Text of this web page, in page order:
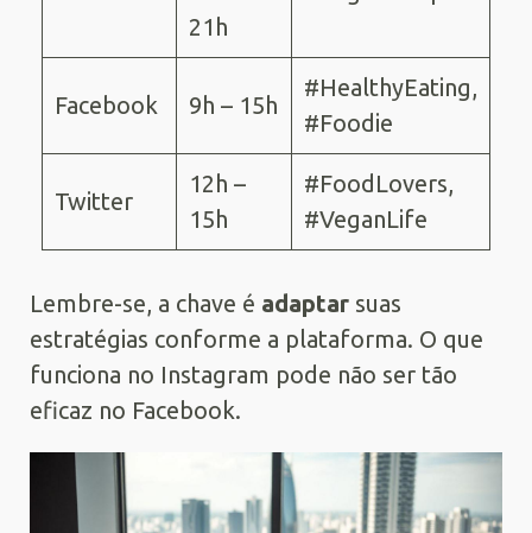
21h
Facebook 9h – 15h
#HealthyEating,
#Foodie
Twitter
12h –
15h
#FoodLovers,
#VeganLife
Lembre-se, a chave é adaptar suas
estratégias conforme a plataforma. O que
funciona no Instagram pode não ser tão
eficaz no Facebook.